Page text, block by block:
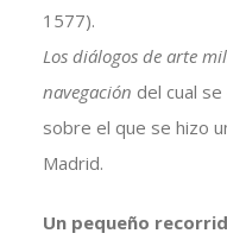
1577).
Los diálogos de arte
navegación del cual
sobre el que se hizo
Madrid.
Un pequeño